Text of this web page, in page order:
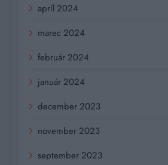
apríl 2024
marec 2024
február 2024
január 2024
december 2023
november 2023
september 2023